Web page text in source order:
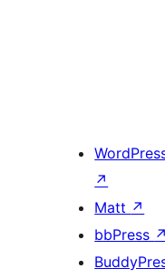
↗
Matt ↗
bbPress ↗